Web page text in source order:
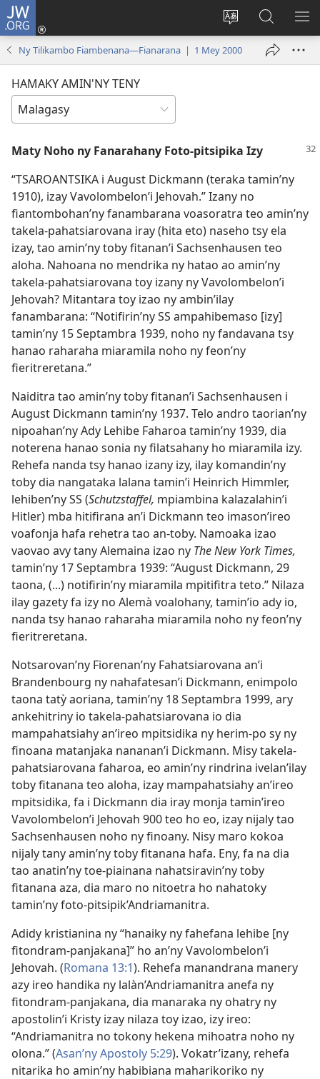
JW.ORG
Hiova
fiteny
Hiditra
(manokatra
ato
Amin’ny
Ny Tilikambo Fiambenana—Fianarana | 1 Mey 2000
HAMAKY AMIN'NY TENY
Maty Noho ny Fanarahany Foto-pitsipika Izy
“TSAROANTSIKA i August Dickmann (teraka tamin’ny
1910), izay Vavolombelon’i Jehovah.” Izany no
fiantombohan’ny fanambarana voasoratra teo amin’ny
takela-pahatsiarovana iray (hita eto) naseho tsy ela
izay, tao amin’ny toby fitanan’i Sachsenhausen teo
aloha. Nahoana no mendrika ny hatao ao amin’ny
takela-pahatsiarovana toy izany ny Vavolombelon’i
Jehovah? Mitantara toy izao ny ambin’ilay
fanambarana: “Notifirin’ny SS ampahibemaso [izy]
tamin’ny 15 Septambra 1939, noho ny fandavana tsy
hanao raharaha miaramila noho ny feon’ny
fieritreretana.”
Naiditra tao amin’ny toby fitanan’i Sachsenhausen i
August Dickmann tamin’ny 1937. Telo andro taorian’ny
nipoahan’ny Ady Lehibe Faharoa tamin’ny 1939, dia
noterena hanao sonia ny filatsahany ho miaramila izy.
Rehefa nanda tsy hanao izany izy, ilay komandin’ny
toby dia nangataka lalana tamin’i Heinrich Himmler,
lehiben’ny SS (Schutzstaffel, mpiambina kalazalahin’i
Hitler) mba hitifirana an’i Dickmann teo imason’ireo
voafonja hafa rehetra tao an-toby. Namoaka izao
vaovao avy tany Alemaina izao ny The New York Times,
tamin’ny 17 Septambra 1939: “August Dickmann, 29
taona, (...) notifirin’ny miaramila mpitifitra teto.” Nilaza
ilay gazety fa izy no Alemà voalohany, tamin’io ady io,
nanda tsy hanao raharaha miaramila noho ny feon’ny
fieritreretana.
Notsarovan’ny Fiorenan’ny Fahatsiarovana an’i
Brandenbourg ny nahafatesan’i Dickmann, enimpolo
taona tatỳ aoriana, tamin’ny 18 Septambra 1999, ary
ankehitriny io takela-pahatsiarovana io dia
mampahatsiahy an’ireo mpitsidika ny herim-po sy ny
finoana matanjaka nananan’i Dickmann. Misy takela-
pahatsiarovana faharoa, eo amin’ny rindrina ivelan’ilay
toby fitanana teo aloha, izay mampahatsiahy an’ireo
mpitsidika, fa i Dickmann dia iray monja tamin’ireo
Vavolombelon’i Jehovah 900 teo ho eo, izay nijaly tao
Sachsenhausen noho ny finoany. Nisy maro kokoa
nijaly tany amin’ny toby fitanana hafa. Eny, fa na dia
tao anatin’ny toe-piainana nahatsiravin’ny toby
fitanana aza, dia maro no nitoetra ho nahatoky
tamin’ny foto-pitsipik’Andriamanitra.
Adidy kristianina ny “hanaiky ny fahefana lehibe [ny
fitondram-panjakana]” ho an’ny Vavolombelon’i
Jehovah. (Romana 13:1). Rehefa manandrana manery
azy ireo handika ny lalàn’Andriamanitra anefa ny
fitondram-panjakana, dia manaraka ny ohatry ny
apostolin’i Kristy izay nilaza toy izao, izy ireo:
“Andriamanitra no tokony hekena mihoatra noho ny
olona.” (Asan’ny Apostoly 5:29). Vokatr’izany, rehefa
nitarika ho amin’ny habibiana maharikoriko ny